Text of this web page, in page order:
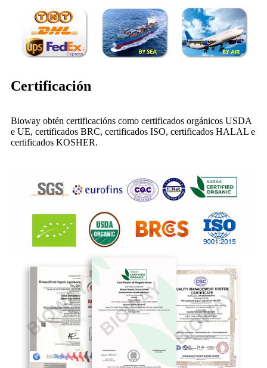
Certificación
Bioway obtén certificacións como certificados orgánicos USDA
e UE, certificados BRC, certificados ISO, certificados HALAL e
certificados KOSHER.